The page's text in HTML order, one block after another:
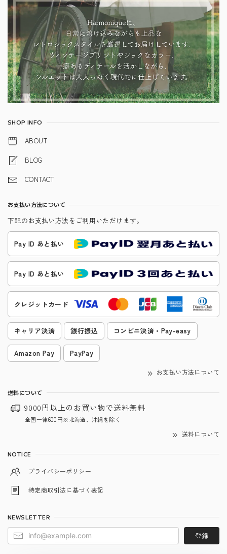
SHOP INFO
ABOUT
BLOG
CONTACT
お支払い方法について
下記のお支払い方法をご利用いただけます。
Pay ID あと払い
Pay ID あと払い
クレジットカード
キャリア決済 銀行振込 コンビニ決済・Pay-easy
Amazon Pay PayPay
お支払い方法について
送料について
9000円以上のお買い物で送料無料
全国一律600円※北海道、沖縄を除く
送料について
NOTICE
プライバシーポリシー
特定商取引法に基づく表記
NEWSLETTER
登録